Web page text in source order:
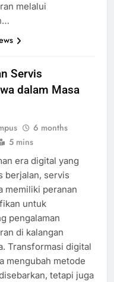
melalui
Servis
dalam Masa
6 months
5 mins
era digital yang
berjalan, servis
memiliki peranan
untuk
pengalaman
di kalangan
Transformasi digital
mengubah metode
tetapi juga